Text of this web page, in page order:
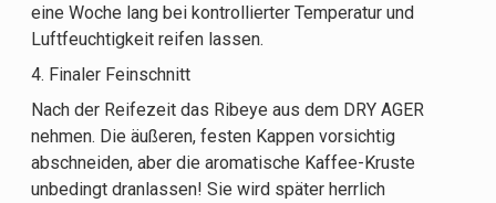
eine Woche lang bei kontrollierter Temperatur und
Luftfeuchtigkeit reifen lassen.
4. Finaler Feinschnitt
Nach der Reifezeit das Ribeye aus dem DRY AGER
nehmen. Die äußeren, festen Kappen vorsichtig
abschneiden, aber die aromatische Kaffee-Kruste
unbedingt dranlassen! Sie wird später herrlich